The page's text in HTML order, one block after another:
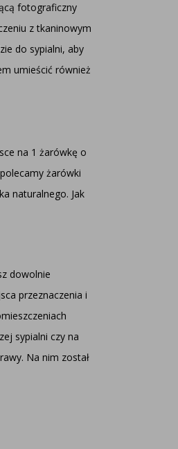
fotograficzny
z tkaninowym
do sypialni, aby
umieścić również
na 1 żarówkę o
żarówki
naturalnego. Jak
dowolnie
przeznaczenia i
sypialni czy na
Na nim został